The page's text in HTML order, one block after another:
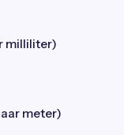
milliliter)
meter)